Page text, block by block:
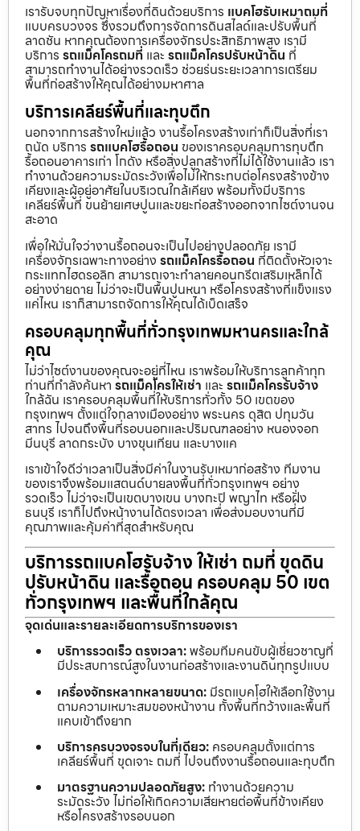
เรารับจบทุกปัญหาเรื่องที่ดินด้วยบริการ แบคโฮรับเหมาถมที่
แบบครบวงจร ซึ่งรวมถึงการจัดการดินสไลด์และปรับพื้นที่
ลาดชัน หากคุณต้องการเครื่องจักรประสิทธิภาพสูง เรามี
บริการ รถแม็คโครถมที่ และ รถแม็คโครปรับหน้าดิน ที่
สามารถทำงานได้อย่างรวดเร็ว ช่วยร่นระยะเวลาการเตรียม
พื้นที่ก่อสร้างให้คุณได้อย่างมหาศาล
บริการเคลียร์พื้นที่และทุบตึก
นอกจากการสร้างใหม่แล้ว งานรื้อโครงสร้างเก่าก็เป็นสิ่งที่เรา
ถนัด บริการ รถแบคโฮรื้อถอน ของเราครอบคลุมการทุบตึก
รื้อถอนอาคารเก่า โกดัง หรือสิ่งปลูกสร้างที่ไม่ได้ใช้งานแล้ว เรา
ทำงานด้วยความระมัดระวังเพื่อไม่ให้กระทบต่อโครงสร้างข้าง
เคียงและผู้อยู่อาศัยในบริเวณใกล้เคียง พร้อมทั้งมีบริการ
เคลียร์พื้นที่ ขนย้ายเศษปูนและขยะก่อสร้างออกจากไซต์งานจน
สะอาด
เพื่อให้มั่นใจว่างานรื้อถอนจะเป็นไปอย่างปลอดภัย เรามี
เครื่องจักรเฉพาะทางอย่าง รถแม็คโครรื้อถอน ที่ติดตั้งหัวเจาะ
กระแทกไฮดรอลิก สามารถเจาะทำลายคอนกรีตเสริมเหล็กได้
อย่างง่ายดาย ไม่ว่าจะเป็นพื้นปูนหนา หรือโครงสร้างที่แข็งแรง
แค่ไหน เราก็สามารถจัดการให้คุณได้เบ็ดเสร็จ
ครอบคลุมทุกพื้นที่ทั่วกรุงเทพมหานครและใกล้
คุณ
ไม่ว่าไซต์งานของคุณจะอยู่ที่ไหน เราพร้อมให้บริการลูกค้าทุก
ท่านที่กำลังค้นหา รถแม็คโครให้เช่า และ รถแม็คโครรับจ้าง
ใกล้ฉัน เราครอบคลุมพื้นที่ให้บริการทั่วทั้ง 50 เขตของ
กรุงเทพฯ ตั้งแต่ใจกลางเมืองอย่าง พระนคร ดุสิต ปทุมวัน
สาทร ไปจนถึงพื้นที่รอบนอกและปริมณฑลอย่าง หนองจอก
มีนบุรี ลาดกระบัง บางขุนเทียน และบางแค
เราเข้าใจดีว่าเวลาเป็นสิ่งมีค่าในงานรับเหมาก่อสร้าง ทีมงาน
ของเราจึงพร้อมแสตนด์บายลงพื้นที่ทั่วกรุงเทพฯ อย่าง
รวดเร็ว ไม่ว่าจะเป็นเขตบางเขน บางกะปิ พญาไท หรือฝั่ง
ธนบุรี เราก็ไปถึงหน้างานได้ตรงเวลา เพื่อส่งมอบงานที่มี
คุณภาพและคุ้มค่าที่สุดสำหรับคุณ
บริการรถแบคโฮรับจ้าง ให้เช่า ถมที่ ขุดดิน
ปรับหน้าดิน และรื้อถอน ครอบคลุม 50 เขต
ทั่วกรุงเทพฯ และพื้นที่ใกล้คุณ
จุดเด่นและรายละเอียดการบริการของเรา
บริการรวดเร็ว ตรงเวลา:พร้อมทีมคนขับผู้เชี่ยวชาญที่
มีประสบการณ์สูงในงานก่อสร้างและงานดินทุกรูปแบบ
เครื่องจักรหลากหลายขนาด: มีรถแบคโฮให้เลือกใช้งาน
ตามความเหมาะสมของหน้างาน ทั้งพื้นที่กว้างและพื้นที่
แคบเข้าถึงยาก
บริการครบวงจรจบในที่เดียว: ครอบคลุมตั้งแต่การ
เคลียร์พื้นที่ ขุดเจาะ ถมที่ ไปจนถึงงานรื้อถอนและทุบตึก
มาตรฐานความปลอดภัยสูง: ทำงานด้วยความ
ระมัดระวัง ไม่ก่อให้เกิดความเสียหายต่อพื้นที่ข้างเคียง
หรือโครงสร้างรอบนอก